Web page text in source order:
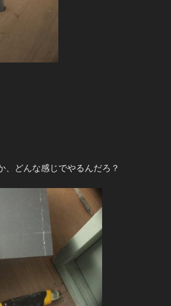
、どんな感じでやるんだろ？